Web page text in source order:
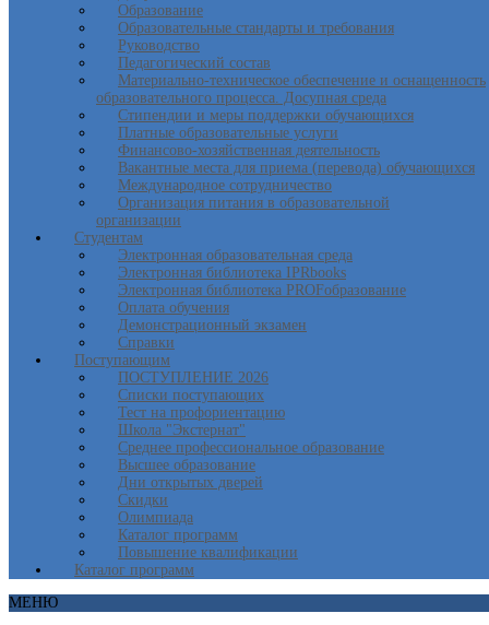
Образование
Образовательные стандарты и требования
Руководство
Педагогический состав
Материально-техническое обеспечение и оснащенность
образовательного процесса. Досупная среда
Стипендии и меры поддержки обучающихся
Платные образовательные услуги
Финансово-хозяйственная деятельность
Вакантные места для приема (перевода) обучающихся
Международное сотрудничество
Организация питания в образовательной
организации
Студентам
Электронная образовательная среда
Электронная библиотека IPRbooks
Электронная библиотека PROFобразование
Оплата обучения
Демонстрационный экзамен
Справки
Поступающим
ПОСТУПЛЕНИЕ 2026
Списки поступающих
Тест на профориентацию
Школа "Экстернат"
Среднее профессиональное образование
Высшее образование
Дни открытых дверей
Скидки
Олимпиада
Каталог программ
Повышение квалификации
Каталог программ
МЕНЮ